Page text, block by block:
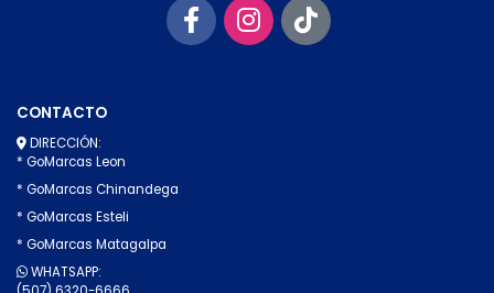
CONTACTO
DIRECCIÓN:
* GoMarcas Leon
* GoMarcas Chinandega
* GoMarcas Esteli
* GoMarcas Matagalpa
WHATSAPP: